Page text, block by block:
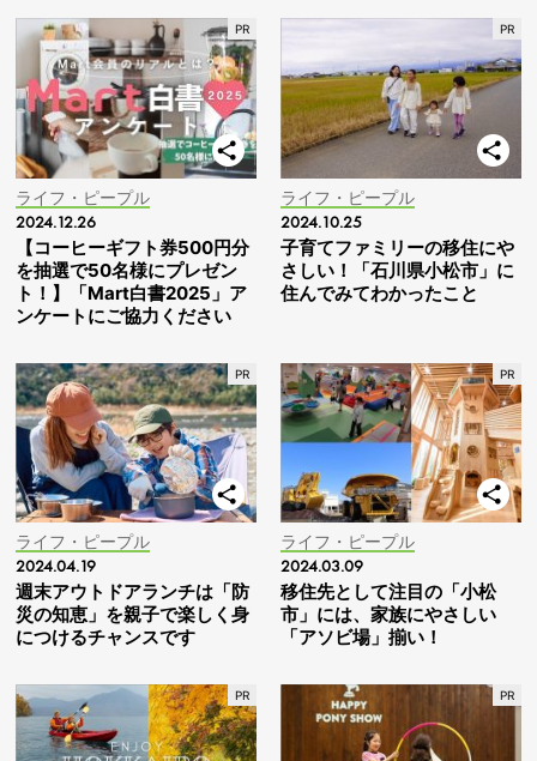
ライフ・ピープル
2024.12.26
【コーヒーギフト券500円分
を抽選で50名様にプレゼン
ト！】「Mart白書2025」ア
ンケートにご協力ください
ライフ・ピープル
2024.10.25
子育てファミリーの移住にや
さしい！「石川県小松市」に
住んでみてわかったこと
ライフ・ピープル
2024.04.19
週末アウトドアランチは「防
災の知恵」を親子で楽しく身
につけるチャンスです
ライフ・ピープル
2024.03.09
移住先として注目の「小松
市」には、家族にやさしい
「アソビ場」揃い！